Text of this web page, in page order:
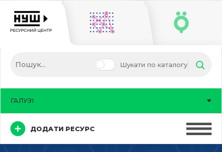
Шукати по каталогу
ДОДАТИ РЕСУРС
ГАЛУЗІ